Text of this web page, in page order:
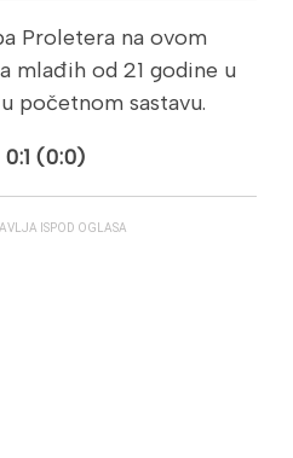
Proletera na ovom
mlađih od 21 godine u
početnom sastavu.
(0:0)
ISPOD OGLASA